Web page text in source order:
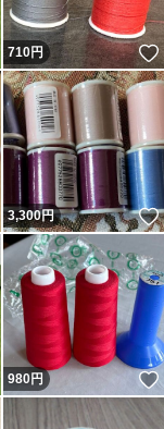
いいね！
710円
いいね！
3,300円
いいね！
980円